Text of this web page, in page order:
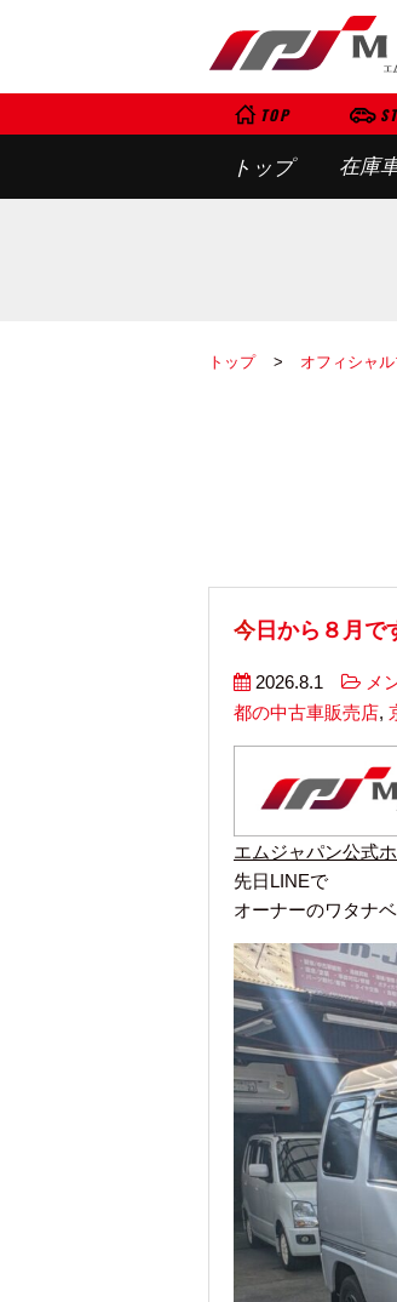
TOP
トップ 在庫
トップ オフィシャ
今日から８月で
2026.8.1 メ
都の中古車販売店,
エムジャパン公式
先日LINEで
オーナーのワタナ